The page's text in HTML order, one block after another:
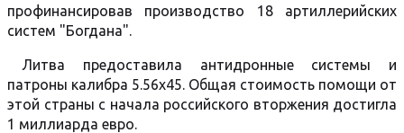
профинансировав производство 18 артиллерийских
систем "Богдана".
Литва предоставила антидронные системы и
патроны калибра 5.56x45. Общая стоимость помощи от
этой страны с начала российского вторжения достигла
1 миллиарда евро.